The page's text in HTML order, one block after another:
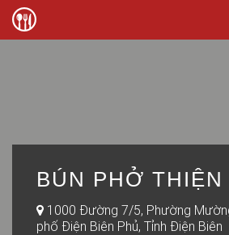
BÚN PHỞ
1000 Đường 7/5, Phường
phố Điện Biên Phủ, Tỉnh Điện Biên